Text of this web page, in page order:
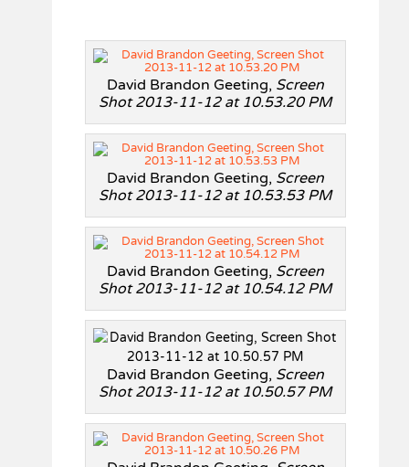
David Brandon Geeting, Screen
Shot 2013-11-12 at 10.53.20 PM
David Brandon Geeting, Screen
Shot 2013-11-12 at 10.53.53 PM
David Brandon Geeting, Screen
Shot 2013-11-12 at 10.54.12 PM
David Brandon Geeting, Screen
Shot 2013-11-12 at 10.50.57 PM